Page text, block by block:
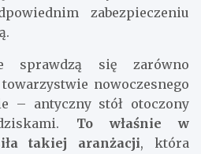
zabezpieczeniu
sprawdzą się zarówno
nowoczesnego
– antyczny stół otoczony
To właśnie w
takiej aranżacji, która